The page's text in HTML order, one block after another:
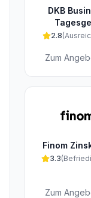
DKB
2.8(
Zum
Finom
3.3(
Zum